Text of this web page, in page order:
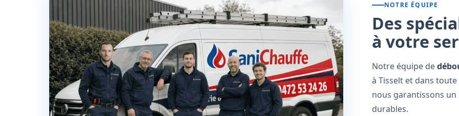
NOTRE ÉQUIPE
Des
à votre
Notre équipe de
à Tisselt et dans
nous garantissons
durables.